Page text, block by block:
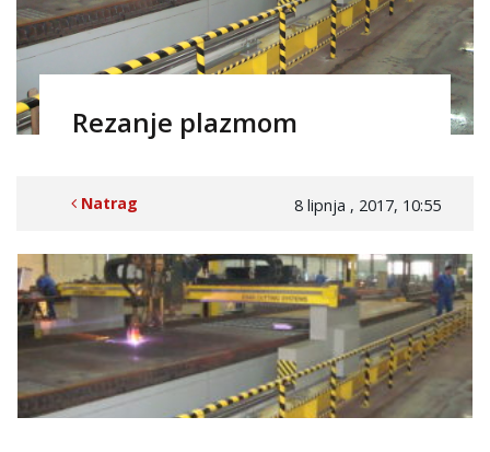
Rezanje plazmom
Natrag 8 lipnja , 2017, 10:55